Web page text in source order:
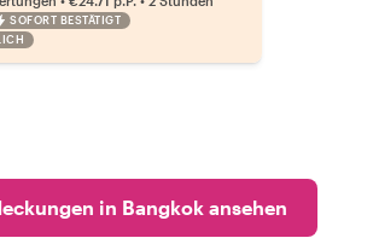
SOFORT BESTÄTIGT
in Bangkok ansehen